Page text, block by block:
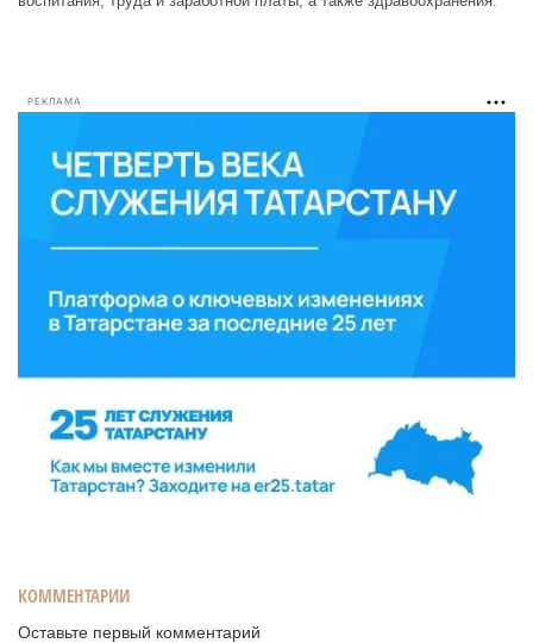
РЕКЛАМА
КОММЕНТАРИИ
Оставьте первый комментарий